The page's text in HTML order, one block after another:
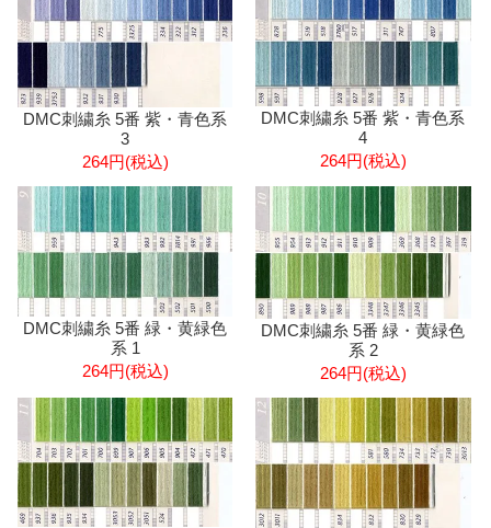
DMC刺繍糸 5番 紫・青色系
3
264円(税込)
DMC刺繍糸 5番 紫・青色系
4
264円(税込)
DMC刺繍糸 5番 緑・黄緑色
系 1
264円(税込)
DMC刺繍糸 5番 緑・黄緑色
系 2
264円(税込)